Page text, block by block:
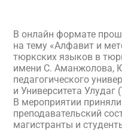
В онлайн формате
на тему «Алфавит и
тюркских языков в
имени С. Аманжолова,
педагогического
и Университета Улудаг
В мероприятии
преподавательский
магистранты и